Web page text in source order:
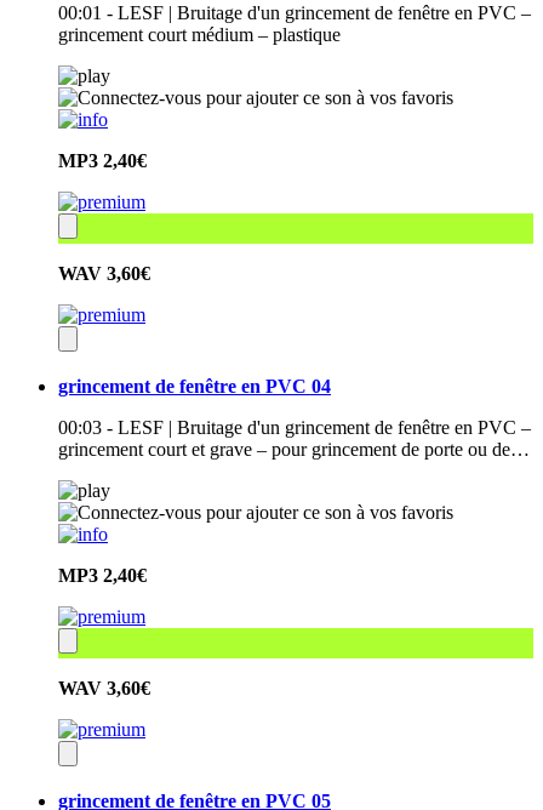
00:01 - LESF | Bruitage d'un grincement de fenêtre en PVC –
grincement court médium – plastique
MP3 2,40€
WAV 3,60€
grincement de fenêtre en PVC 04
00:03 - LESF | Bruitage d'un grincement de fenêtre en PVC –
grincement court et grave – pour grincement de porte ou de…
MP3 2,40€
WAV 3,60€
grincement de fenêtre en PVC 05